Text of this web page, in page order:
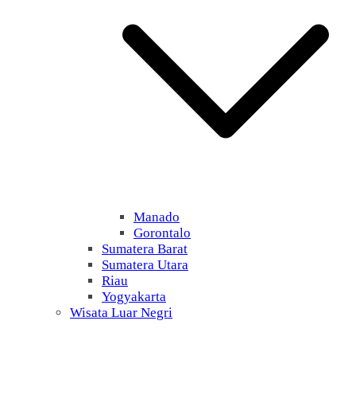
Manado
Gorontalo
Sumatera Barat
Sumatera Utara
Riau
Yogyakarta
Wisata Luar Negri